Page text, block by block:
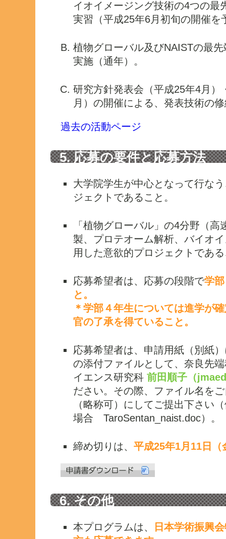
イオイメージング技術の4つの最
実習（平成25年6月初旬の開催を
植物グローバル及びNAISTの最
実施（通年）。
研究方針発表会（平成25年4月）
月）の開催による、発表技術の
過去の活動ページ
5. 応募の要件と応募方法
大学院学生が中心となって行な
ジェクトであること。
「植物グローバル」の4分野（
製、プロテオーム解析、バイオ
用した意欲的プロジェクトであ
応募希望者は、応募の段階で学
と。
＊学部４年生については進学が
官の了承を得ていること。
応募希望者は、申請用紙（別紙
の添付ファイルとして、奈良先
イエンス研究科 前田順子（
ださい。その際、ファイル名を
（略称可）にしてご提出下さい
場合 TaroSentan_naist.doc）。
締め切りは、 平成25年1月11日（
6. その他
本プログラムは、
日本学術振興